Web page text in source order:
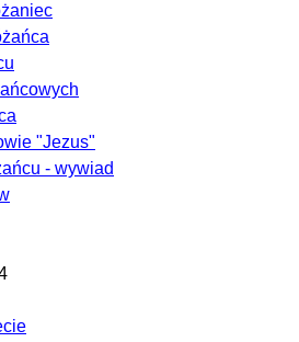
"Jezus"
- wywiad